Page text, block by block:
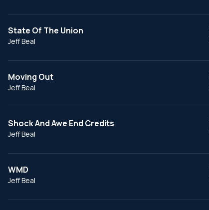
State Of The Union
Jeff Beal
Moving Out
Jeff Beal
Shock And Awe End Credits
Jeff Beal
WMD
Jeff Beal